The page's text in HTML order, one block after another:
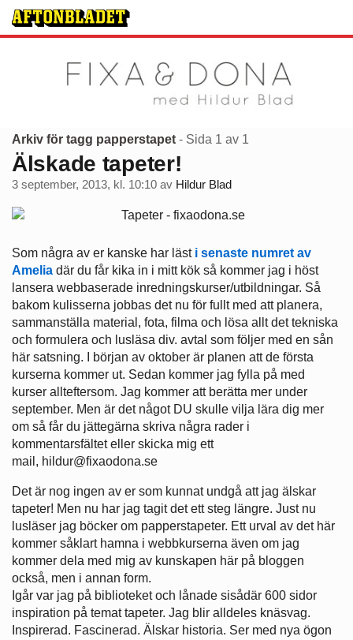
Arkiv för tagg papperstapet - Sida 1 av 1
Älskade tapeter!
3 september, 2013, kl. 10:10 av Hildur Blad
Som några av er kanske har läst i senaste numret av
Amelia där du får kika in i mitt kök så kommer jag i höst
lansera webbaserade inredningskurser/utbildningar. Så
bakom kulisserna jobbas det nu för fullt med att planera,
sammanställa material, fota, filma och lösa allt det tekniska
och formulera och lusläsa div. avtal som följer med en sån
här satsning. I början av oktober är planen att de första
kurserna kommer ut. Sedan kommer jag fylla på med
kurser allteftersom. Jag kommer att berätta mer under
september. Men är det något DU skulle vilja lära dig mer
om så får du jättegärna skriva några rader i
kommentarsfältet eller skicka mig ett
mail, hildur@fixaodona.se
Det är nog ingen av er som kunnat undgå att jag älskar
tapeter! Men nu har jag tagit det ett steg längre. Just nu
lusläser jag böcker om papperstapeter. Ett urval av det här
kommer såklart hamna i webbkurserna även om jag
kommer dela med mig av kunskapen här på bloggen
också, men i annan form.
Igår var jag på biblioteket och lånade sisådär 600 sidor
inspiration på temat tapeter. Jag blir alldeles knäsvag.
Inspirerad. Fascinerad. Älskar historia. Ser med nya ögon